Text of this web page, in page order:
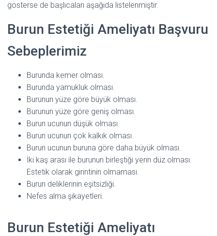
gösterse de başlıcaları aşağıda listelenmiştir.
Burun Estetiği Ameliyatı Başvuru
Sebeplerimiz
Burunda kemer olması.
Burunda yamukluk olması.
Burunun yüze göre büyük olması.
Burunun yüze göre geniş olması.
Burun ucunun düşük olması.
Burun ucunun çok kalkık olması.
Burun ucunun buruna göre daha büyük olması.
İki kaş arası ile burunun birleştiği yerin düz olması.
Estetik olarak girintinin olmaması.
Burun deliklerinin eşitsizliği.
Nefes alma şikayetleri.
Burun Estetiği Ameliyatı